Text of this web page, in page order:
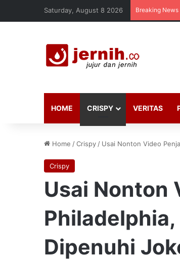
Saturday, August 8 2026 Breaking News
HOME CRISPY VERITAS
Home /Crispy / Usai Nonton Video
Crispy
Usai Nonton
Philadelphia,
Dipenuhi